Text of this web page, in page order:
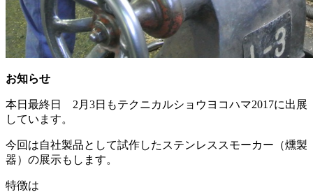
お知らせ
本日最終日 2月3日もテクニカルショウヨコハマ2017に出展
しています。
今回は自社製品として試作したステンレススモーカー（燻製
器）の展示もします。
特徴は